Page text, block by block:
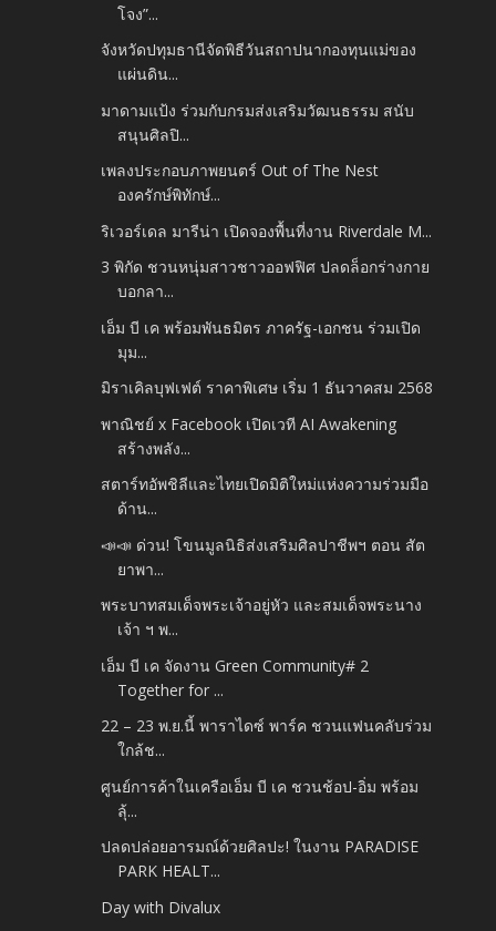
โจง”...
จังหวัดปทุมธานีจัดพิธีวันสถาปนากองทุนแม่ของ
แผ่นดิน...
มาดามแป้ง ร่วมกับกรมส่งเสริมวัฒนธรรม สนับ
สนุนศิลปิ...
เพลงประกอบภาพยนตร์ Out of The Nest
องครักษ์พิทักษ์...
ริเวอร์เดล มารีน่า เปิดจองพื้นที่งาน Riverdale M...
3 พิกัด ชวนหนุ่มสาวชาวออฟฟิศ ปลดล็อกร่างกาย
บอกลา...
เอ็ม บี เค พร้อมพันธมิตร ภาครัฐ-เอกชน ร่วมเปิด
มุม...
มิราเคิลบุฟเฟต์ ราคาพิเศษ เริ่ม 1 ธันวาคสม 2568
พาณิชย์ x Facebook เปิดเวที AI Awakening
สร้างพลัง...
สตาร์ทอัพชิลีและไทยเปิดมิติใหม่แห่งความร่วมมือ
ด้าน...
📣📣 ด่วน! โขนมูลนิธิส่งเสริมศิลปาชีพฯ ตอน สัต
ยาพา...
พระบาทสมเด็จพระเจ้าอยู่หัว และสมเด็จพระนาง
เจ้า ฯ พ...
เอ็ม บี เค จัดงาน Green Community# 2
Together for ...
22 – 23 พ.ย.นี้ พาราไดซ์ พาร์ค ชวนแฟนคลับร่วม
ใกล้ช...
ศูนย์การค้าในเครือเอ็ม บี เค ชวนช้อป-อิ่ม พร้อม
ลุ้...
ปลดปล่อยอารมณ์ด้วยศิลปะ! ในงาน PARADISE
PARK HEALT...
Day with Divalux